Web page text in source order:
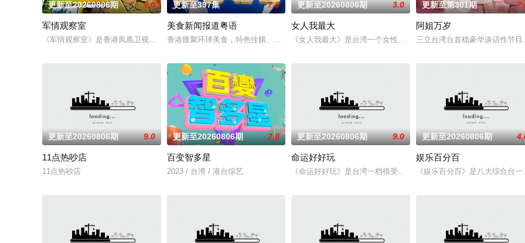
更新至20260806期 4.0
军情观察室
《军情观察室》是香港凤凰卫视推出的一档军事强档节目，主要是分析当今世界的最新军情动态，经典战例、兵器辞典知识，和你一起走进野战
更新至397集 7.0
美食新闻报道粤语
香港匯聚环球美食，特色佳餚、贴地料理受到识饮识食之人的密切关注！黄婉曼、蔡雪莹、倪嘉雯、黄嘉
更新至20260806期 3.0
女人我最大
《女人我最大》是台湾一个女性类的电视娱乐节目，讨论各种女性
更新至第301期
阿姐万岁
三立台湾台首檔豪华谈话性节
更新至20260806期 9.0
11点热吵店
11点热吵店
更新至20260806期 2.0
百变智多星
2023 / 台湾 / 港台综艺
更新至20260806期 9.0
命运好好玩
《命运好好玩》是台湾一档很受欢迎的命理节目,各类风水、星座、
更新至20260806期
娱乐百分百
《娱乐百分百》是八大综合台